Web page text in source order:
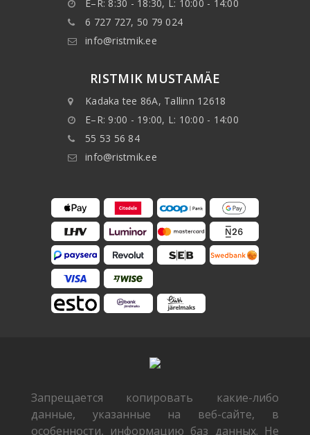
E–R: 8:30 - 18:30, L: 10:00 - 14:00
6 727 727, 50 79 024
info@ristmik.ee
RISTMIK MUSTAMÄE
Kadaka tee 86A, Tallinn 12618
E–R: 9:00 - 19:00, L: 10:00 - 14:00
55 53 56 84
info@ristmik.ee
Запрещается копировать какие-либо
данные, указанные на веб-сайте, в
особенности, информацию баз данных. Не